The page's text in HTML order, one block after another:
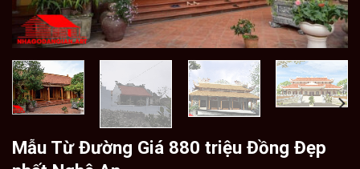
Mẫu Từ Đường Giá 880 triệu Đồng Đẹp